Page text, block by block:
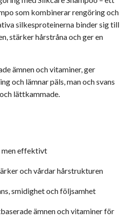
som kombinerar rengöring och
silkesproteinerna binder sig till
stärker hårstråna och ger en
ämnen och vitaminer, ger
och lämnar päls, man och svans
lättkammade.
men effektivt
och vårdar hårstrukturen
smidighet och följsamhet
ämnen och vitaminer för